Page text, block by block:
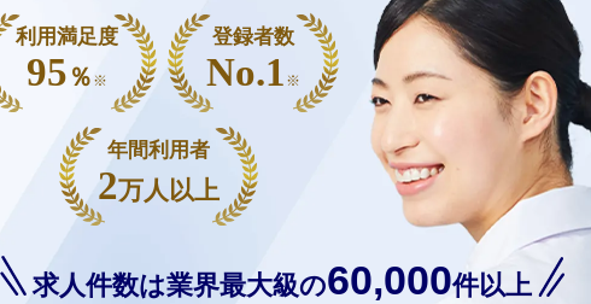
求人件数は業界最大級の60,000件以上
利用満足度
95 ％ ※
登録者数
No.1 ※
年間利用者
2万人以上